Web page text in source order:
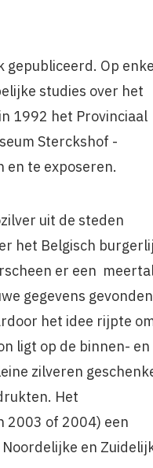
gepubliceerd. Op
studies over het
1992 het Provinciaal
Sterckshof
en te exposeren.
uit de steden
het Belgisch
er een
gegevens gevonden
het idee rijpte
ligt op de binnen- en
zilveren
Het
2003 of 2004) een
en